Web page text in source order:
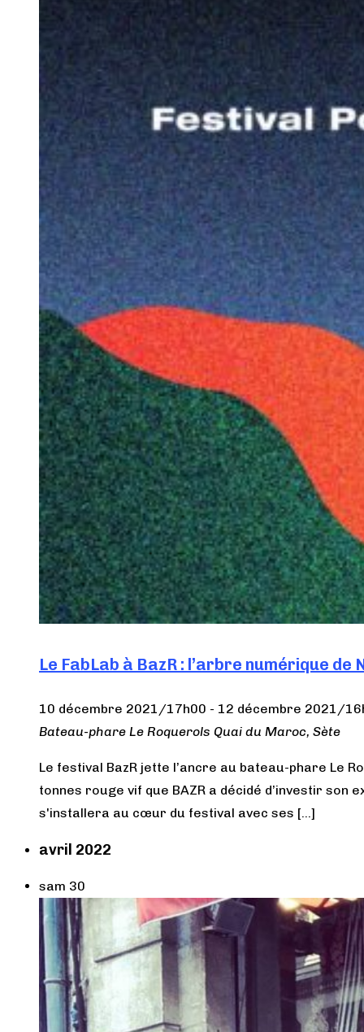
Le FabLab à BazR : l’arbre numérique de
10 décembre 2021/17h00 - 12 décembre 2021/
Bateau-phare Le Roquerols Quai du Maroc, Sète
Le festival BazR jette l’ancre au bateau-phare Le
tonnes rouge vif que BAZR a décidé d’investir
s'installera au cœur du festival avec ses […]
avril 2022
sam 30